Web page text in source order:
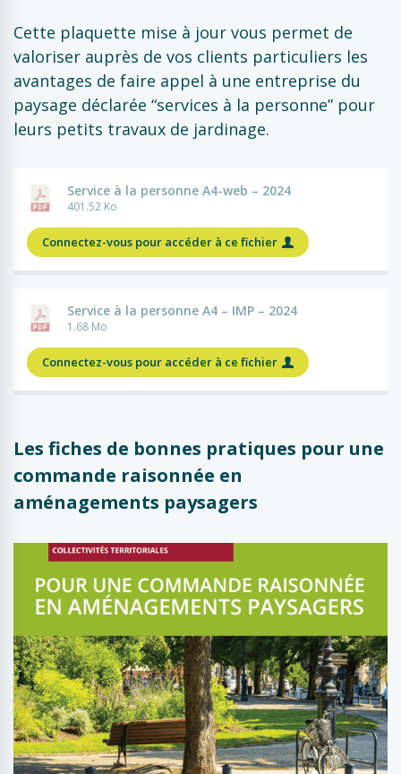
Cette plaquette mise à jour vous permet de
valoriser auprès de vos clients particuliers les
avantages de faire appel à une entreprise du
paysage déclarée “services à la personne” pour
leurs petits travaux de jardinage.
Service à la personne A4-web – 2024
401.52 Ko
Connectez-vous pour accéder à ce fichier
Service à la personne A4 – IMP – 2024
1.68 Mo
Connectez-vous pour accéder à ce fichier
Les fiches de bonnes pratiques pour une
commande raisonnée en
aménagements paysagers